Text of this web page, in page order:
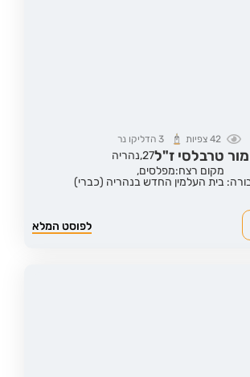
42צפיות 3 הדליקו נר
מור טרבלסי ז"ל27, נהריה
מקום רצח:מפלסים,
בית העלמין החדש בנהריה (כברי)
לפוסט המלא